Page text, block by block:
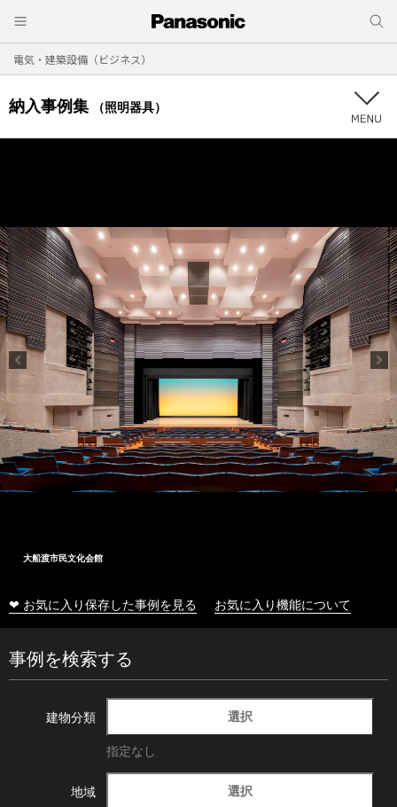
電気・建築設備（ビジネス）
納入事例集 （照明器具）
大船渡市民文化会館
❤ お気に入り保存した事例を見る お気に入り機能について
事例を検索する
建物分類 選択
指定なし
地域 選択